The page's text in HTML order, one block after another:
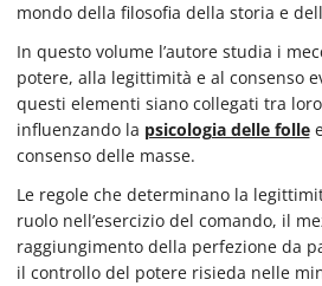
mondo della filosofia della storia e
In questo volume l’autore studia i
potere, alla legittimità e al consenso
questi elementi siano collegati tra
influenzando la psicologia delle folle
consenso delle masse.
Le regole che determinano la
ruolo nell’esercizio del comando, il
raggiungimento della perfezione da
il controllo del potere risieda nelle